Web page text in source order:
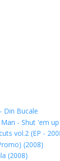
Din Bucale
- Shut 'em
vol.2 (EP -
(2008)
(2008)